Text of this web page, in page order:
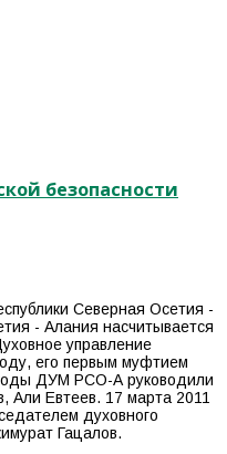
безопасности
Северная Осетия -
- Алания насчитывается
управление
его первым муфтием
ДУМ РСО-А руководили
Али Евтеев. 17 марта 2011
духовного
Гацалов.